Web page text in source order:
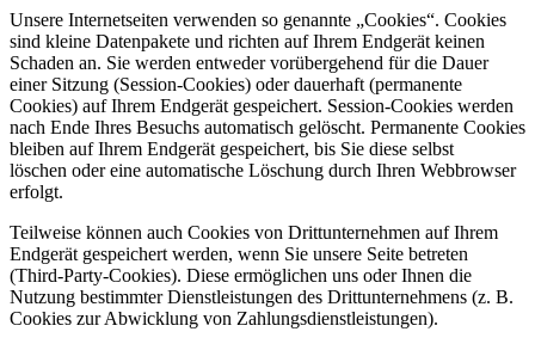
Unsere Internetseiten verwenden so genannte „Cookies“. Cookies
sind kleine Datenpakete und richten auf Ihrem Endgerät keinen
Schaden an. Sie werden entweder vorübergehend für die Dauer
einer Sitzung (Session-Cookies) oder dauerhaft (permanente
Cookies) auf Ihrem Endgerät gespeichert. Session-Cookies werden
nach Ende Ihres Besuchs automatisch gelöscht. Permanente Cookies
bleiben auf Ihrem Endgerät gespeichert, bis Sie diese selbst
löschen oder eine automatische Löschung durch Ihren Webbrowser
erfolgt.
Teilweise können auch Cookies von Drittunternehmen auf Ihrem
Endgerät gespeichert werden, wenn Sie unsere Seite betreten
(Third-Party-Cookies). Diese ermöglichen uns oder Ihnen die
Nutzung bestimmter Dienstleistungen des Drittunternehmens (z. B.
Cookies zur Abwicklung von Zahlungsdienstleistungen).